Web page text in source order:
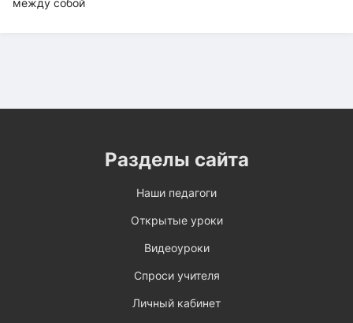
Разделы сайта
Наши педагоги
Открытые уроки
Видеоуроки
Спроси учителя
Личный кабинет